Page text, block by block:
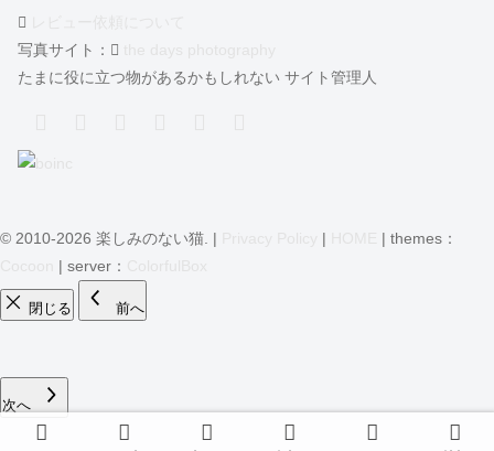
写真サイト：
たまに役に立つ物があるかもしれない サイト管理人
© 2010-2026 楽しみのない猫. | |
| themes：
| server：
閉じる 前へ
次へ